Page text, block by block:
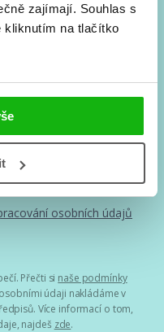
zajímají. Souhlas s
kliknutím na tlačítko
rovnou do mailu!
autoři, filmové
osobních údajů
Přečti si naše podmínky
údaji nakládáme v
Více informací o tom,
najdeš zde.